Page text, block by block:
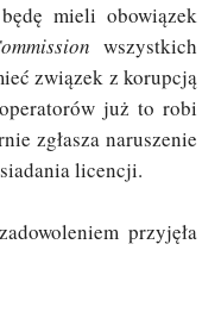
mieli obowiązek
wszystkich
związek z korupcją
już to robi
zgłasza naruszenie
licencji.
przyjęła